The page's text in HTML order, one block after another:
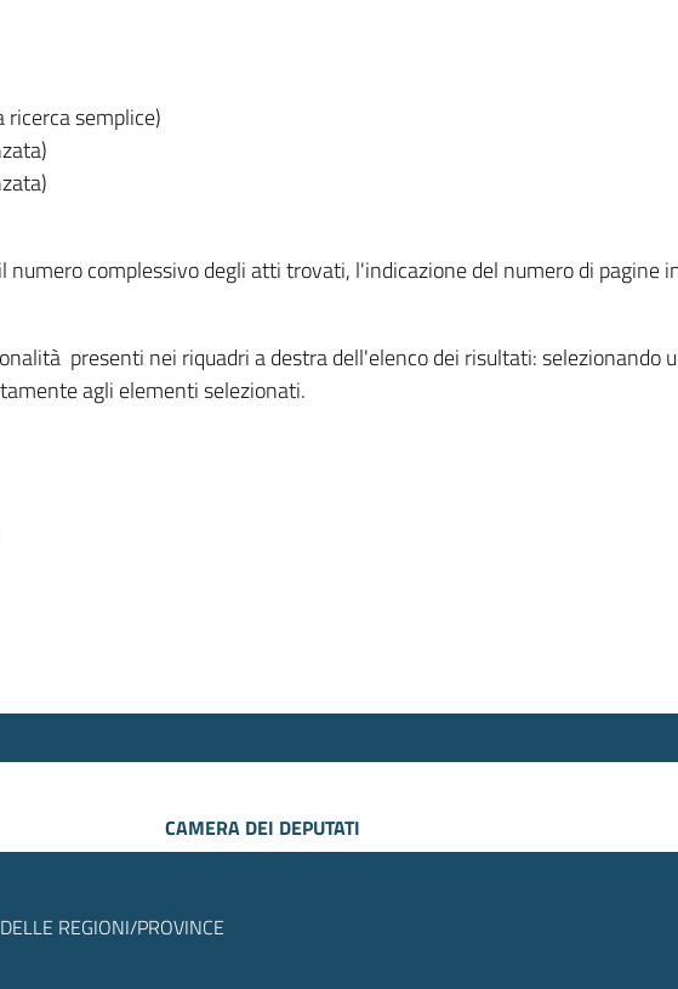
semplice)
complessivo degli atti trovati, l'indicazione del numero di pagine
presenti nei riquadri a destra dell'elenco dei risultati: selezionando
agli elementi selezionati.
CAMERA DEI DEPUTATI
REGIONI/PROVINCE